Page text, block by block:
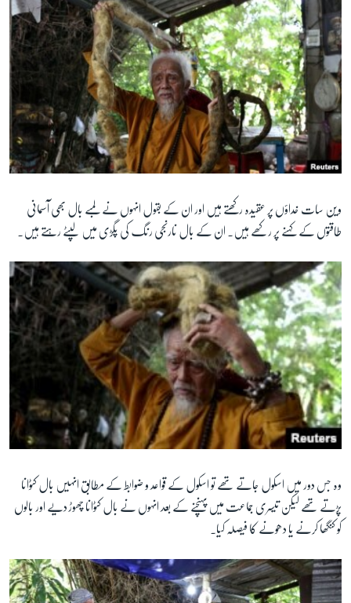
زبان
وین سات خداؤں پر عقیدہ رکھتے ہیں اور ان کے بقول انہوں نے لمبے بال بھی آسمانی
طاقتوں کے کہنے پر رکھے ہیں۔ ان کے بال نارنجی رنگ کی پگڑی میں لپٹے رہتے ہیں۔
وہ جس دور میں اسکول جاتے تھے تو اسکول کے قواعد و ضوابط کے مطابق انہیں بال کٹوانا
پڑتے تھے لیکن تیسری جماعت میں پہنچنے کے بعد انہوں نے بال کٹوانا چھوڑ دیے اور بالوں
کو کنگھا کرنے یا دھونے کا فیصلہ کیا۔